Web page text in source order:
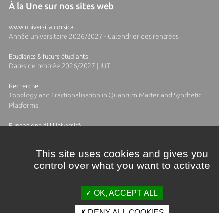
À la Une sur nos sites web
www.universita.corsica
Année universitaire 2026/2027 - Calendrier des rentrées
Etudiants & futurs étudiants
Dates de rentrée 2026/2027 | IUT
Recherche
Topology and Fractionalisation in Quantum Matter and Synthetic
Platforms
Fundazione di l'Università
This site uses cookies and gives you
control over what you want to activate
OK, ACCEPT ALL